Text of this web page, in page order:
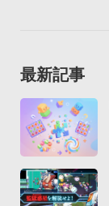
最新記事